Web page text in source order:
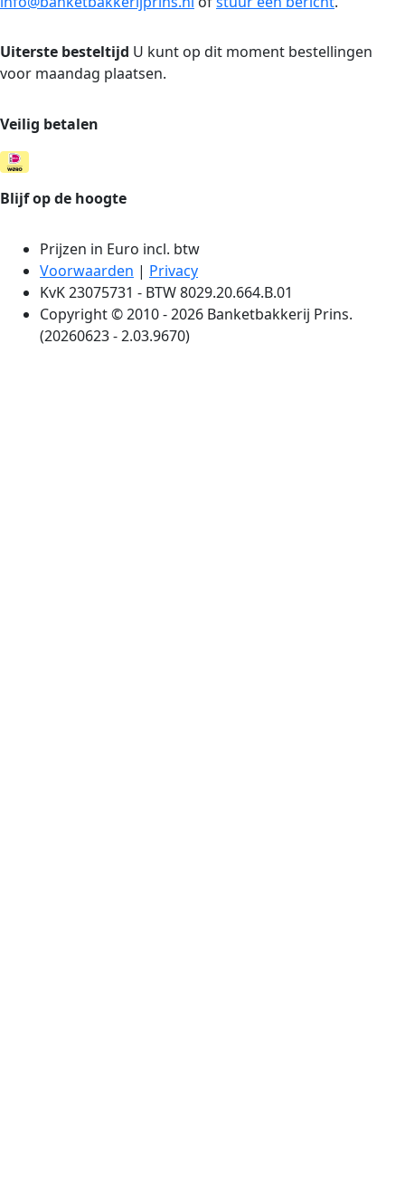
Uiterste besteltijd U kunt op dit moment bestellingen
voor maandag plaatsen.
Veilig betalen
Blijf op de hoogte
Prijzen in Euro incl. btw
Voorwaarden | Privacy
KvK 23075731 - BTW 8029.20.664.B.01
Copyright © 2010 - 2026 Banketbakkerij Prins.
(20260623 - 2.03.9670)